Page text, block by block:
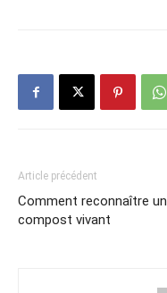
Article précédent
Comment reconnaître un
compost vivant